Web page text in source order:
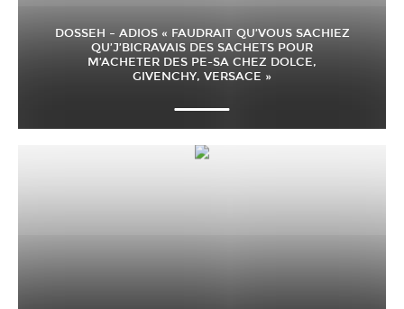
DOSSEH – ADIOS « FAUDRAIT QU’VOUS SACHIEZ
QU’J’BICRAVAIS DES SACHETS POUR
M’ACHETER DES PE-SA CHEZ DOLCE,
GIVENCHY, VERSACE »